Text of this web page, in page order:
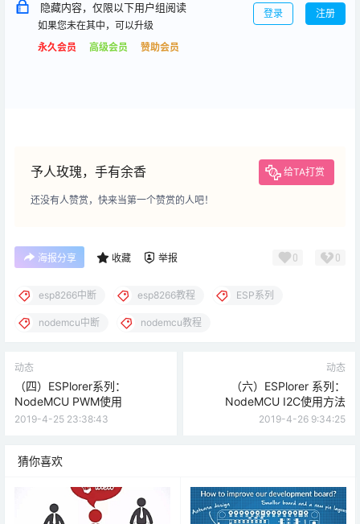
隐藏内容，仅限以下用户组阅读
如果您未在其中，可以升级
永久会员
高级会员 赞助会员
登录 注册
予人玫瑰，手有余香 给TA打赏
还没有人赞赏，快来当第一个赞赏的人吧！
海报分享 收藏 举报 0 0
esp8266中断 esp8266教程 ESP系列
nodemcu中断 nodemcu教程
动态
（四）ESPlorer系列：
NodeMCU PWM使用
2019-4-25 23:38:43
动态
（六）ESPlorer 系列：
NodeMCU I2C使用方法
2019-4-26 9:34:25
猜你喜欢